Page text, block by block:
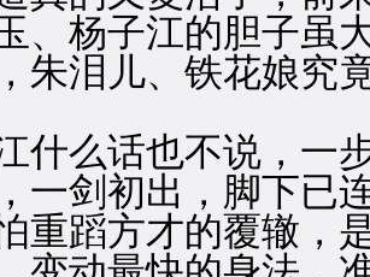
杨子江的胆子虽大
朱泪儿、铁花娘究
么话也不说，一步
一剑初出，脚下已
蹈方才的覆辙，是